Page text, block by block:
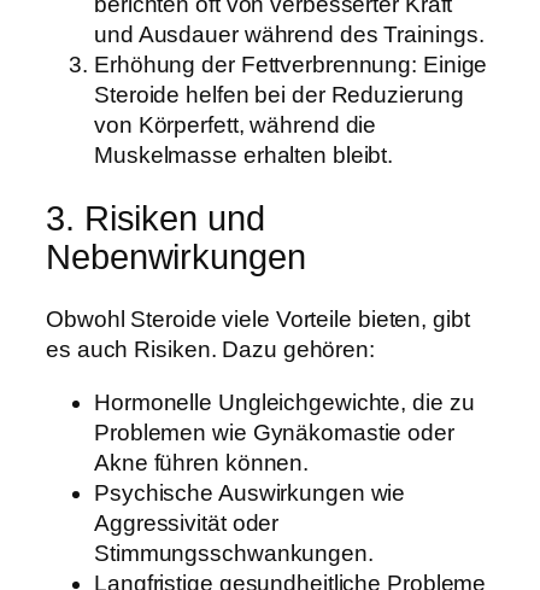
und Ausdauer während des Trainings.
Erhöhung der Fettverbrennung: Einige
Steroide helfen bei der Reduzierung
von Körperfett, während die
Muskelmasse erhalten bleibt.
3. Risiken und
Nebenwirkungen
Obwohl Steroide viele Vorteile bieten, gibt
es auch Risiken. Dazu gehören:
Hormonelle Ungleichgewichte, die zu
Problemen wie Gynäkomastie oder
Akne führen können.
Psychische Auswirkungen wie
Aggressivität oder
Stimmungsschwankungen.
Langfristige gesundheitliche Probleme